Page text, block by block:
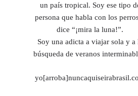
un país tropical. Soy ese tipo
persona que habla con los
dice “¡mira la luna!”.
Soy una adicta a viajar sola y a
búsqueda de veranos